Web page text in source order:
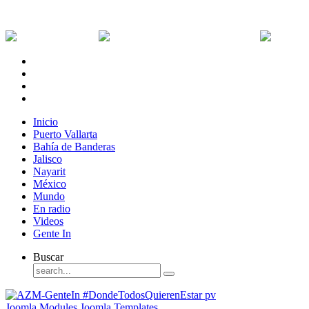
Inicio
Puerto Vallarta
Bahía de Banderas
Jalisco
Nayarit
México
Mundo
En radio
Videos
Gente In
Buscar